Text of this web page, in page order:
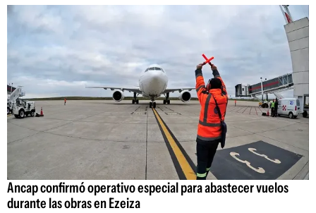
Ancap confirmó operativo especial para abastecer vuelos
durante las obras en Ezeiza